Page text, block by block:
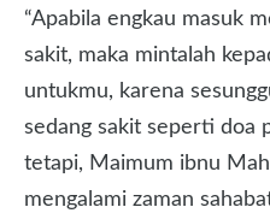
“Apabila engkau masuk
sakit, maka mintalah
untukmu, karena
sedang sakit seperti doa
tetapi, Maimum ibnu
mengalami zaman